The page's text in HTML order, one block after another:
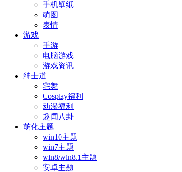
手机壁纸
萌图
表情
游戏
手游
电脑游戏
游戏资讯
绅士道
宅舞
Cosplay福利
动漫福利
趣闻八卦
萌化主题
win10主题
win7主题
win8/win8.1主题
安卓主题